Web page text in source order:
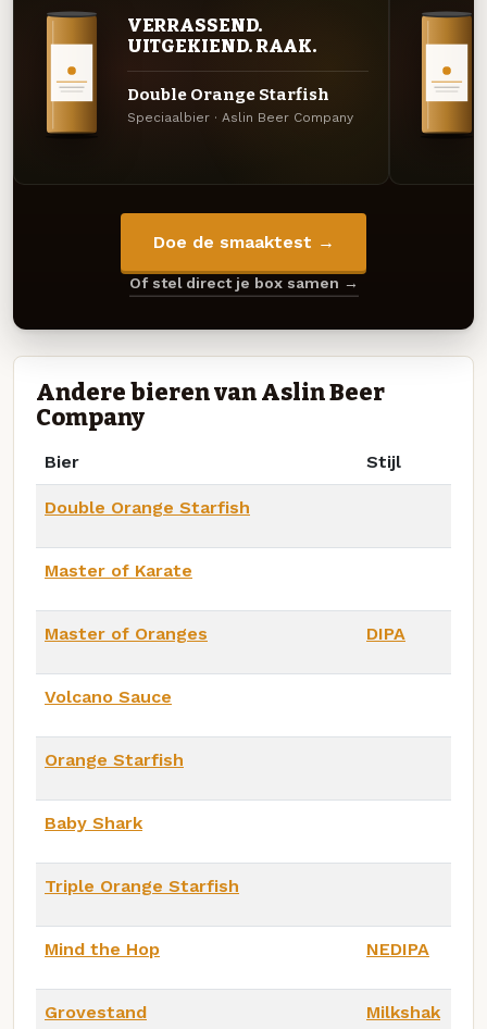
VERRASSEND.
UITGEKIEND. RAAK.
Double Orange Starfish
Speciaalbier · Aslin Beer Company
Doe de smaaktest →
Of stel direct je box samen →
Andere bieren van Aslin Beer
Company
Bier Stijl
Double Orange Starfish
Master of Karate
Master of Oranges DIPA
Volcano Sauce
Orange Starfish
Baby Shark
Triple Orange Starfish
Mind the Hop NEDIPA
Grovestand
Milkshak